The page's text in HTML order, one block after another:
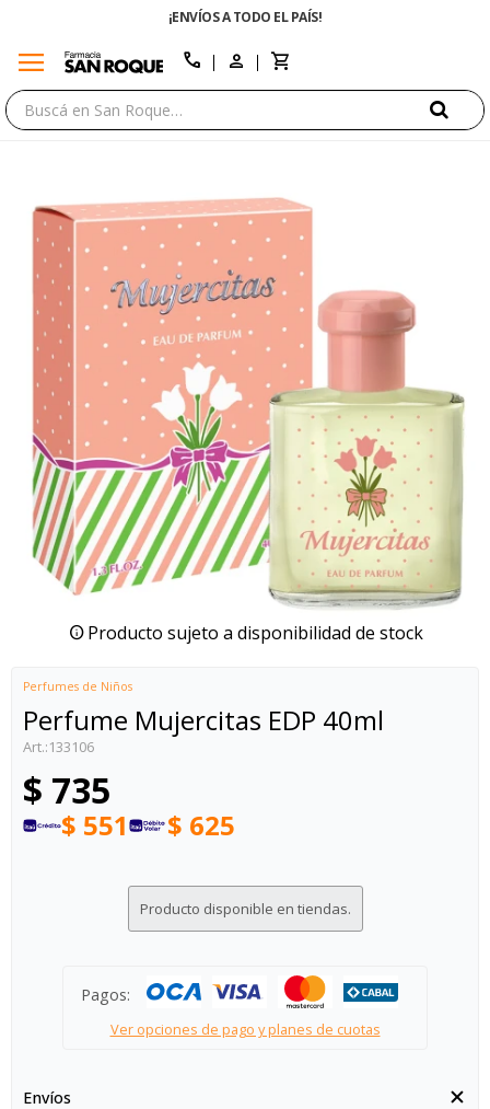
¡ENVÍOS A TODO EL PAÍS!
menu call
Producto sujeto a disponibilidad de stock
Perfumes de Niños
Perfume Mujercitas EDP 40ml
133106
$ 735
$ 551 $ 625
Producto disponible en tiendas.
Pagos:
Ver opciones de pago y planes de cuotas
Envíos
close